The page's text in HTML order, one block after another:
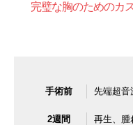
完璧な胸のためのカ
手術前 先端超音
2週間 再生、腫